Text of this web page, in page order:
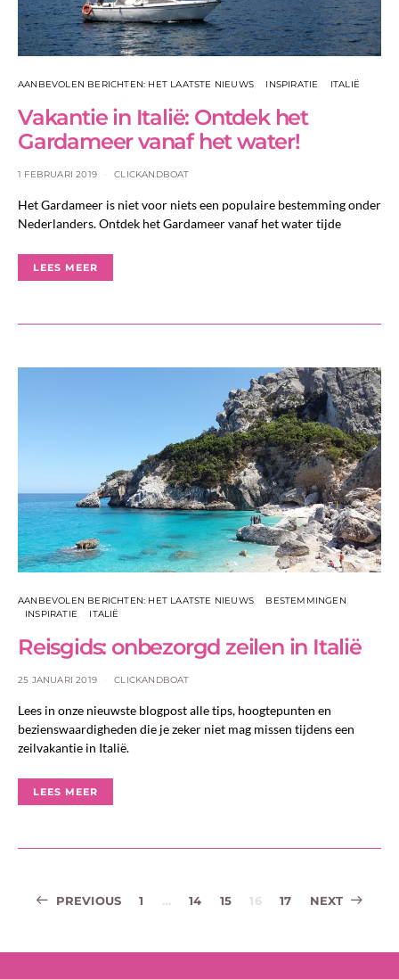
AANBEVOLEN BERICHTEN: HET LAATSTE NIEUWS INSPIRATIE ITALIË
Vakantie in Italië: Ontdek het
Gardameer vanaf het water!
1 FEBRUARI 2019 CLICKANDBOAT
Het Gardameer is niet voor niets een populaire bestemming onder
Nederlanders. Ontdek het Gardameer vanaf het water tijde
LEES MEER
AANBEVOLEN BERICHTEN: HET LAATSTE NIEUWS
BESTEMMINGEN
INSPIRATIE
ITALIË
Reisgids: onbezorgd zeilen in Italië
25 JANUARI 2019 CLICKANDBOAT
Lees in onze nieuwste blogpost alle tips, hoogtepunten en
bezienswaardigheden die je zeker niet mag missen tijdens een
zeilvakantie in Italië.
LEES MEER
PREVIOUS 1 … 14 15 16 17 NEXT